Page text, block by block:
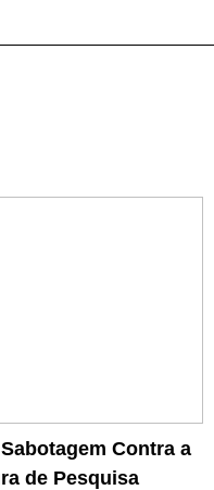
Contra a
de Pesquisa